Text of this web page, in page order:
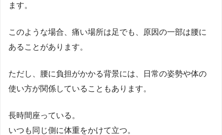
ます。
このような場合、痛い場所は足でも、原因の一部は腰に
あることがあります。
ただし、腰に負担がかかる背景には、日常の姿勢や体の
使い方が関係していることもあります。
長時間座っている。
いつも同じ側に体重をかけて立つ。